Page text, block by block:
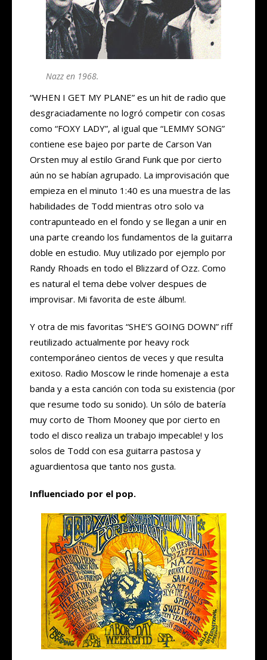
Nazz en 1968.
“WHEN I GET MY PLANE” es un hit de radio que
desgraciadamente no logró competir con cosas
como “FOXY LADY”, al igual que “LEMMY SONG”
contiene ese bajeo por parte de Carson Van
Orsten muy al estilo Grand Funk que por cierto
aún no se habían agrupado. La improvisación que
empieza en el minuto 1:40 es una muestra de las
habilidades de Todd mientras otro solo va
contrapunteado en el fondo y se llegan a unir en
una parte creando los fundamentos de la guitarra
doble en estudio. Muy utilizado por ejemplo por
Randy Rhoads en todo el Blizzard of Ozz. Como
es natural el tema debe volver despues de
improvisar. Mi favorita de este álbum!.
Y otra de mis favoritas “SHE’S GOING DOWN” riff
reutilizado actualmente por heavy rock
contemporáneo cientos de veces y que resulta
exitoso. Radio Moscow le rinde homenaje a esta
banda y a esta canción con toda su existencia (por
que resume todo su sonido). Un sólo de batería
muy corto de Thom Mooney que por cierto en
todo el disco realiza un trabajo impecable! y los
solos de Todd con esa guitarra pastosa y
aguardientosa que tanto nos gusta.
Influenciado por el pop.